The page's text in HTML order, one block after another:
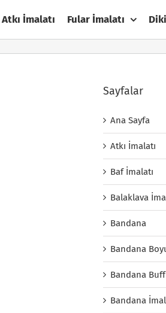
Atkı İmalatı Fular İmalatı
Sayfalar
Ana Sayfa
Atkı İmalatı
Baf İmalatı
Balaklava
Bandana
Bandana
Bandana Buff
Bandana